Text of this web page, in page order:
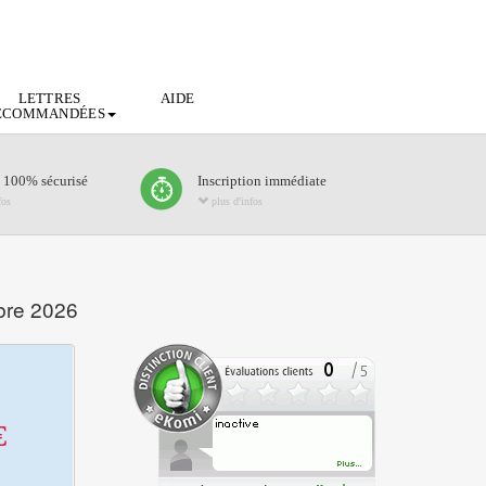
LETTRES
AIDE
100% sécurisé Inscription immédiate
plus d'infos
2026